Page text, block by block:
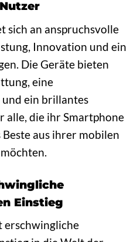
sich an anspruchsvolle
Innovation und ein
Die Geräte bieten
eine
ein brillantes
alle, die ihr Smartphone
aus ihrer mobilen
Einstieg
erschwingliche